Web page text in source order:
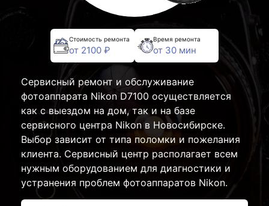
Стоимость ремонта
от 2100 ₽
Время ремонта
от 30 мин
Сервисный ремонт и обслуживание
фотоаппарата Nikon D7100 осуществляется
как с выездом на дом, так и на базе
сервисного центра Nikon в Новосибирске.
Выбор зависит от типа поломки и пожелания
клиента. Сервисный центр располагает всем
нужным оборудованием для диагностики и
устранения проблем фотоаппаратов Nikon.